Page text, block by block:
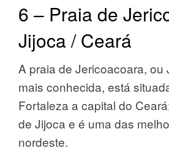
6 – Praia de
Jijoca / Ceará
A praia de Jericoacoara, ou
mais conhecida, está
Fortaleza a capital do
de Jijoca e é uma das
nordeste.